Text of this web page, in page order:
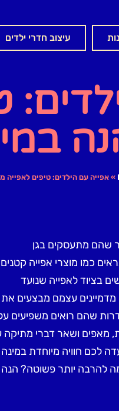
עיצוב חדרי ילדים
» אפייה עם הילדים: טיפים לאפייה
שהם מתעסקים בגן
כמו מוצרי אפייה
בציוד לאפייה שנועד
עצמם מבצעים את
שהם רואים משפיעים
מאפים ושאר דברי מתיקה
לכם חוויה מיוחדת במינה
להרבה יותר פשוטה? הנה